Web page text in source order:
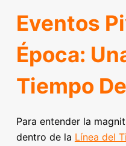
Eventos
Época:
Tiempo
Para entender la
dentro de la Línea del